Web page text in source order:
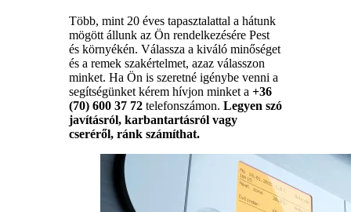
Több, mint 20 éves tapasztalattal a hátunk
mögött állunk az Ön rendelkezésére Pest
és környékén. Válassza a kiváló minőséget
és a remek szakértelmet, azaz válasszon
minket. Ha Ön is szeretné igénybe venni a
segítségünket kérem hívjon minket a +36
(70) 600 37 72 telefonszámon. Legyen szó
javításról, karbantartásról vagy
cseréről, ránk számíthat.